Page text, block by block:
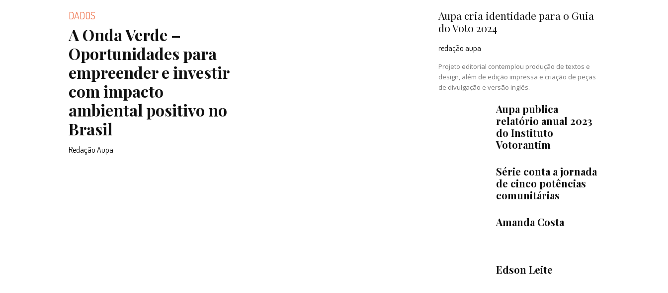
DADOS
A Onda Verde –
Oportunidades para
empreender e investir
com impacto
ambiental positivo no
Brasil
Redação Aupa
Aupa cria identidade para o Guia
do Voto 2024
redação aupa
Projeto editorial contemplou produção de textos e
design, além de edição impressa e criação de peças
de divulgação e versão inglês.
Aupa publica
relatório anual 2023
do Instituto
Votorantim
Série conta a jornada
de cinco potências
comunitárias
Amanda Costa
Edson Leite